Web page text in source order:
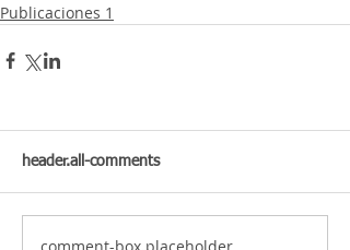
Publicaciones 1
header.all-comments